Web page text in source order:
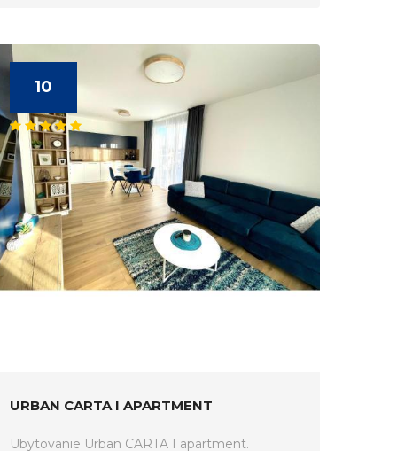
10
URBAN CARTA I APARTMENT
Ubytovanie Urban CARTA I apartment.